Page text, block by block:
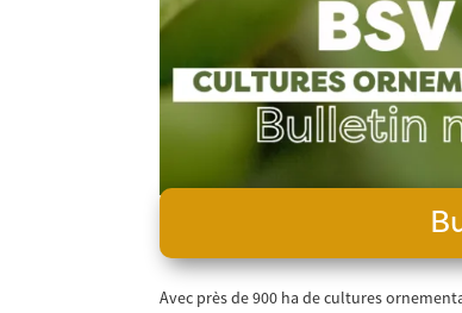
Avec près de 900 ha de cultures